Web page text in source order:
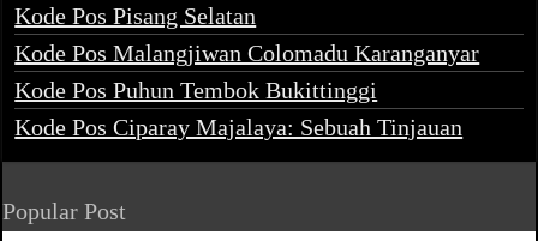
Kode Pos Pisang Selatan
Kode Pos Malangjiwan Colomadu Karanganyar
Kode Pos Puhun Tembok Bukittinggi
Kode Pos Ciparay Majalaya: Sebuah Tinjauan
Popular Post